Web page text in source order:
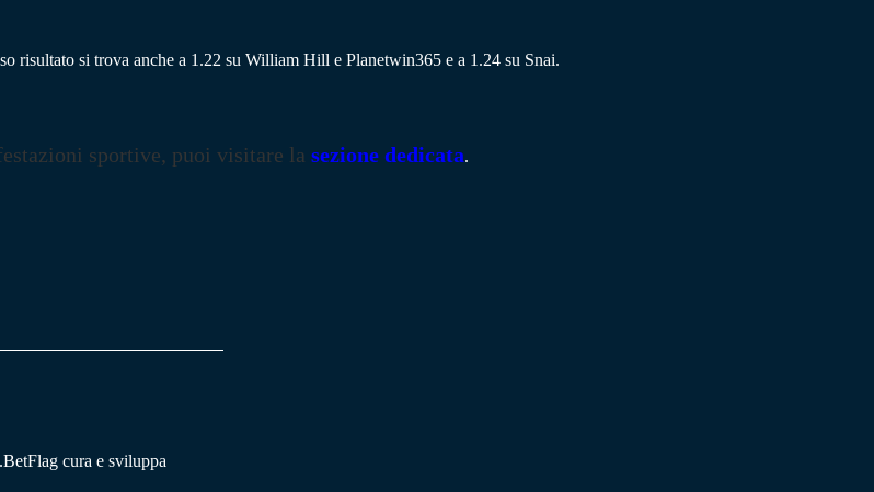
risultato si trova anche a 1.22 su William Hill e Planetwin365 e a 1.24 su Snai.
sportive, puoi visitare la sezione dedicata.
cura e sviluppa